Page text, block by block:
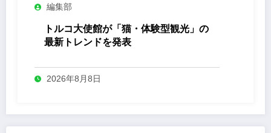
編集部
トルコ大使館が「猫・体験型観光」の
最新トレンドを発表
2026年8月8日